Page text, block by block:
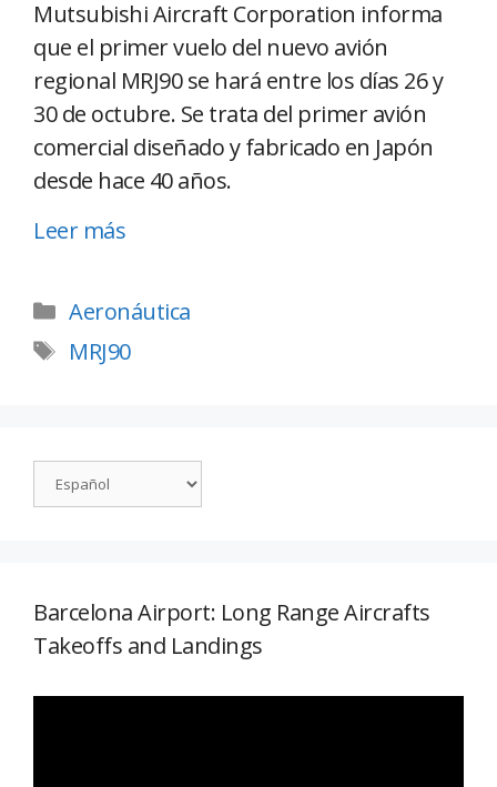
Mutsubishi Aircraft Corporation informa
que el primer vuelo del nuevo avión
regional MRJ90 se hará entre los días 26 y
30 de octubre. Se trata del primer avión
comercial diseñado y fabricado en Japón
desde hace 40 años.
Leer más
Aeronáutica
MRJ90
Barcelona Airport: Long Range Aircrafts
Takeoffs and Landings